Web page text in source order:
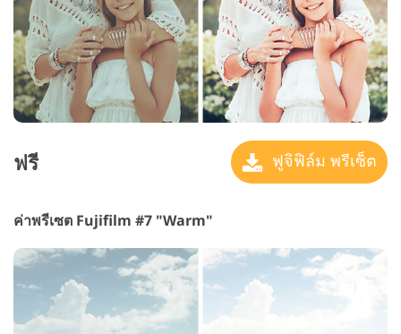
ฟรี ฟูจิฟิล์ม พรีเซ็ต
ค่าพรีเซต Fujifilm #7 "Warm"